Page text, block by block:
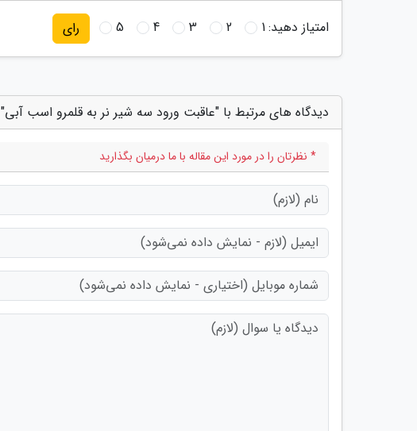
امتیاز دهید:1
2
3
4
5 رای
دیدگاه های مرتبط با "عاقبت ورود سه شیر نر به قلمرو اسب آبی"
* نظرتان را در مورد این مقاله با ما درمیان بگذارید